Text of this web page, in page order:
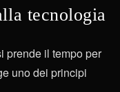
tecnologia
prende il tempo per
uno dei principi